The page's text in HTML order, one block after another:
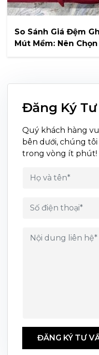
So Sánh Giá Đệm
Mút Mềm: Nên
Đăng Ký Tư
Quý khách hàng
bên dưới, chúng
trong vòng ít phút!
ĐĂNG KÝ TƯ